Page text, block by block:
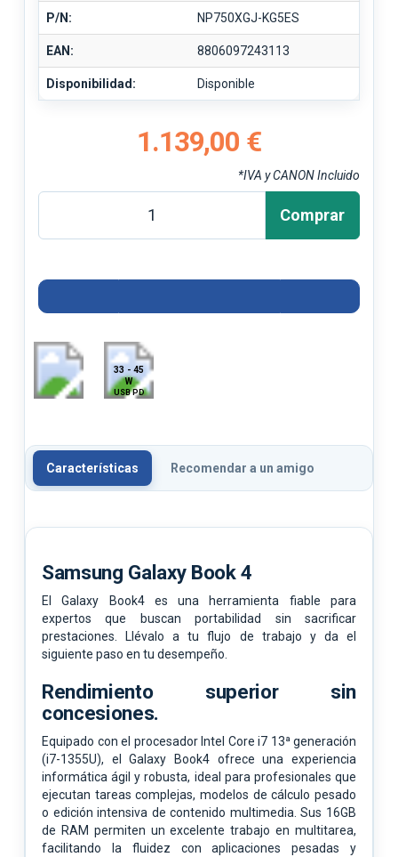
P/N: NP750XGJ-KG5ES
EAN: 8806097243113
Disponibilidad: Disponible
1.139,00 €
*IVA y CANON Incluido
Comprar
33 - 45
W
USB PD
Características Recomendar a un amigo
Samsung Galaxy Book 4
El Galaxy Book4 es una herramienta fiable para
expertos que buscan portabilidad sin sacrificar
prestaciones. Llévalo a tu flujo de trabajo y da el
siguiente paso en tu desempeño.
Rendimiento superior sin
concesiones.
Equipado con el procesador Intel Core i7 13ª generación
(i7-1355U), el Galaxy Book4 ofrece una experiencia
informática ágil y robusta, ideal para profesionales que
ejecutan tareas complejas, modelos de cálculo pesado
o edición intensiva de contenido multimedia. Sus 16GB
de RAM permiten un excelente trabajo en multitarea,
facilitando la fluidez con aplicaciones pesadas y